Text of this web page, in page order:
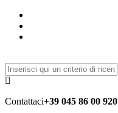
Contattaci+39 045 86 00 920